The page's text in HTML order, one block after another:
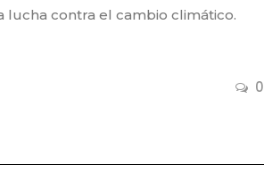
0
lucha contra el cambio climático.